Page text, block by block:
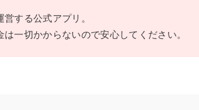
する公式アプリ。
一切かからないので安心してください。